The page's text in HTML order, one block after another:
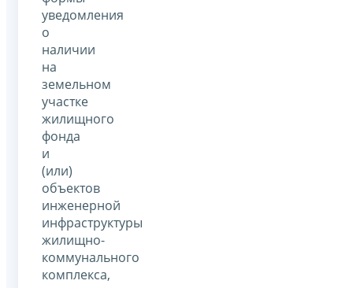
уведомления
о
наличии
на
земельном
участке
жилищного
фонда
и
(или)
объектов
инженерной
инфраструктуры
жилищно-
коммунального
комплекса,